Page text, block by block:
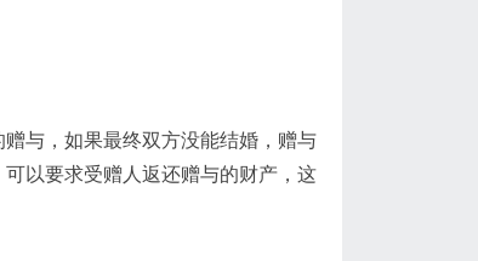
与，如果最终双方没能结婚，赠与
以要求受赠人返还赠与的财产，这